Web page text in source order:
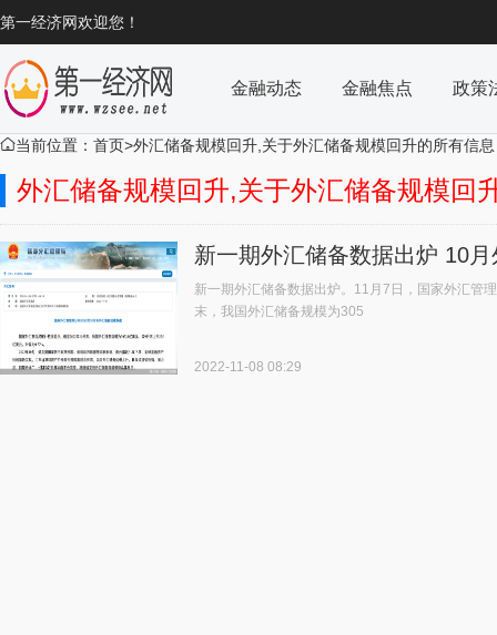
第一经济网欢迎您！
金融动态 金融焦点 政策
当前位置： 首页>外汇储备规模回升,关于外汇储备规模回升的所有信息
外汇储备规模回升,关于外汇储备规模回
新一期外汇储备数据出炉 10
新一期外汇储备数据出炉。11月7日，国家外汇管
末，我国外汇储备规模为305
2022-11-08 08:29